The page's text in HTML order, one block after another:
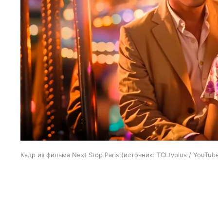
Кадр из фильма Next Stop Paris источник: TCLtvplus /